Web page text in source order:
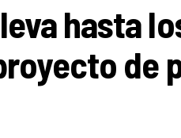
hasta
de